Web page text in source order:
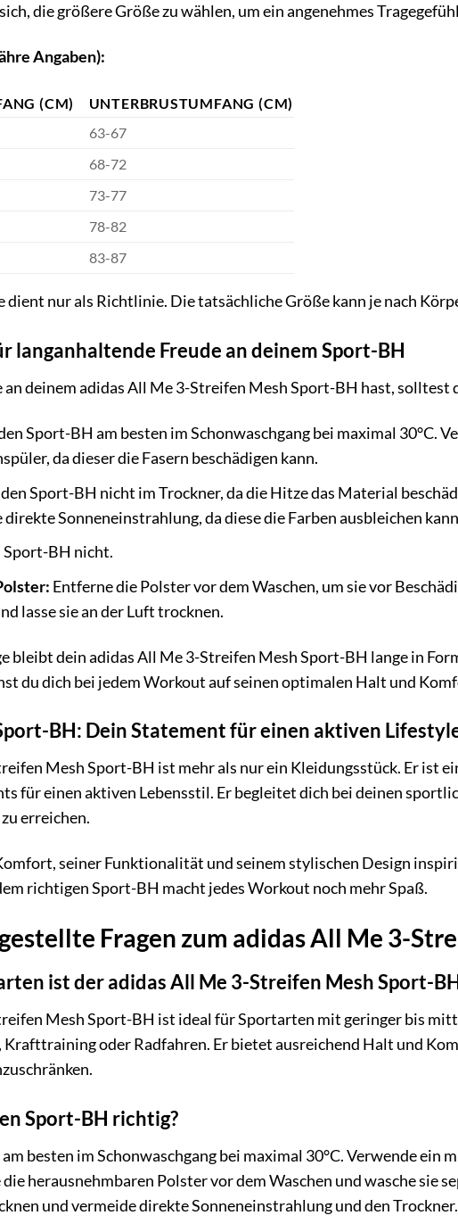
die größere Größe zu wählen, um ein angenehmes
Angaben):
(CM)
UNTERBRUSTUMFANG (CM)
63-67
68-72
73-77
78-82
83-87
dient nur als Richtlinie. Die tatsächliche Größe kann je nach
langanhaltende Freude an deinem Sport-BH
an deinem adidas All Me 3-Streifen Mesh Sport-BH hast, solltest
Sport-BH am besten im Schonwaschgang bei maximal 30°C.
da dieser die Fasern beschädigen kann.
Sport-BH nicht im Trockner, da die Hitze das Material
Sonneneinstrahlung, da diese die Farben ausbleichen
Sport-BH nicht.
Entferne die Polster vor dem Waschen, um sie vor
lasse sie an der Luft trocknen.
bleibt dein adidas All Me 3-Streifen Mesh Sport-BH lange in
du dich bei jedem Workout auf seinen optimalen Halt und
BH: Dein Statement für einen aktiven
Mesh Sport-BH ist mehr als nur ein Kleidungsstück. Er ist
für einen aktiven Lebensstil. Er begleitet dich bei deinen
erreichen.
seiner Funktionalität und seinem stylischen Design
richtigen Sport-BH macht jedes Workout noch mehr Spaß.
Fragen zum adidas All Me 3-
ist der adidas All Me 3-Streifen Mesh Sport-
Mesh Sport-BH ist ideal für Sportarten mit geringer bis
Krafttraining oder Radfahren. Er bietet ausreichend Halt und
Sport-BH richtig?
besten im Schonwaschgang bei maximal 30°C. Verwende ein
herausnehmbaren Polster vor dem Waschen und wasche sie
und vermeide direkte Sonneneinstrahlung und den Trockner.